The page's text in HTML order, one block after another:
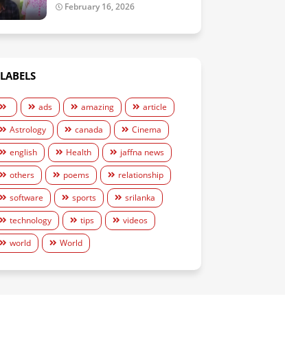
February 16, 2026
LABELS
ads amazing
article
Astrology
canada
Cinema
english
Health
jaffna news
others
poems
relationship
software
sports
srilanka
technology
tips
videos
world
World